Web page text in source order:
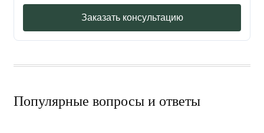
Заказать консультацию
Популярные вопросы и ответы